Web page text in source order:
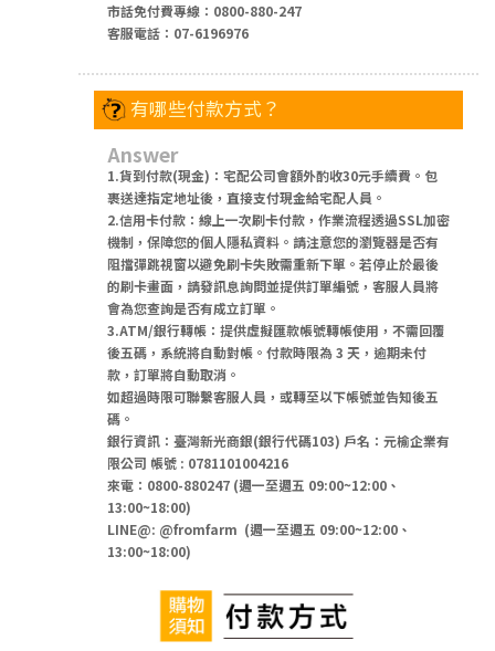
市話免付費專線：0800-880-247
客服電話：07-6196976
有哪些付款方式？
Answer
1.貨到付款(現金)：宅配公司會額外酌收30元手續費。包
裹送達指定地址後，直接支付現金給宅配人員。
2.信用卡付款：線上一次刷卡付款，作業流程透過SSL加密
機制，保障您的個人隱私資料。請注意您的瀏覽器是否有
阻擋彈跳視窗以避免刷卡失敗需重新下單。若停止於最後
的刷卡畫面，請發訊息詢問並提供訂單編號，客服人員將
會為您查詢是否有成立訂單。
3.ATM/銀行轉帳：提供虛擬匯款帳號轉帳使用，不需回覆
後五碼，系統將自動對帳。付款時限為 3 天，逾期未付
款，訂單將自動取消。
如超過時限可聯繫客服人員，或轉至以下帳號並告知後五
碼。
銀行資訊：臺灣新光商銀(銀行代碼103) 戶名：元榆企業有
限公司 帳號 : 0781101004216
來電：0800-880247 (週一至週五 09:00~12:00、
13:00~18:00)
LINE@: @fromfarm (週一至週五 09:00~12:00、
13:00~18:00)